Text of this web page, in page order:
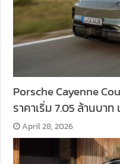
Porsche Cayenne
ราคาเริ่ม 7.05 ล้านบาท
April 28, 2026